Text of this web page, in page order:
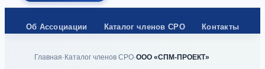
Об Ассоциации Каталог членов СРО Контакты
Главная- Каталог членов СРО-ООО «СПМ-ПРОЕКТ»